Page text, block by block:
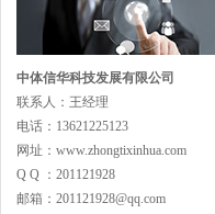
主副龙骨专业训练型
中体信华科技发展有限公司
联系人：王经理
电话：13621225123
网址：www.zhongtixinhua.com
Q Q ：201121928
邮箱：201121928@qq.com